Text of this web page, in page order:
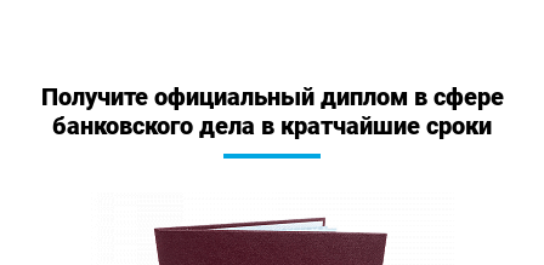
Получите официальный диплом в сфере
банковского дела в кратчайшие сроки